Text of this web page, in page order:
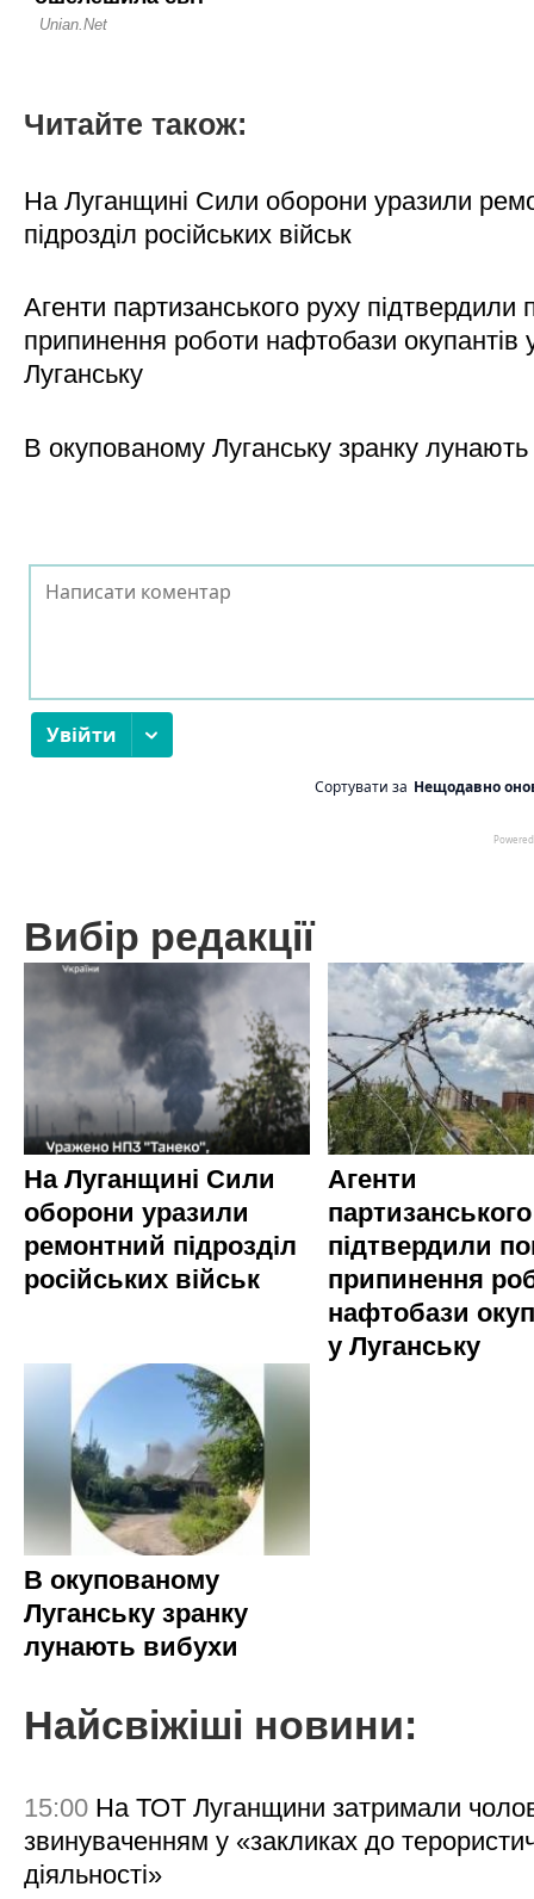
Читайте також:
На Луганщині Сили оборони уразили
підрозділ російських військ
Агенти партизанського руху підтвердили
припинення роботи нафтобази окупантів
Луганську
В окупованому Луганську зранку
Вибір редакції
На Луганщині Сили
оборони уразили
ремонтний підрозділ
російських військ
Агенти
підтвердили
припинення
нафтобази
у Луганську
В окупованому
Луганську зранку
лунають вибухи
Найсвіжіші новини:
15:00 На ТОТ Луганщини затримали
звинуваченням у «закликах до
діяльності»